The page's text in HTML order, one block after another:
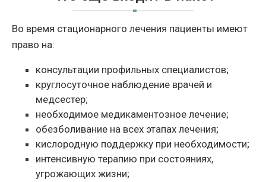
Во время стационарного лечения пациенты имеют
право на:
консультации профильных специалистов;
круглосуточное наблюдение врачей и
медсестер;
необходимое медикаментозное лечение;
обезболивание на всех этапах лечения;
кислородную поддержку при необходимости;
интенсивную терапию при состояниях,
угрожающих жизни;